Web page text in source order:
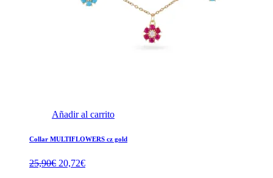
Añadir al carrito
Collar MULTIFLOWERS cz gold
25,90€ El
20,72€El